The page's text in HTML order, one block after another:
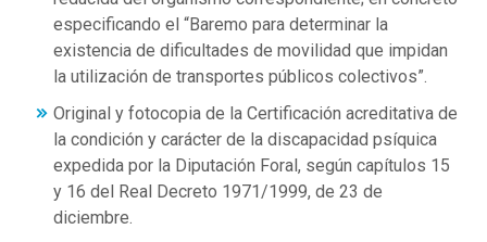
especificando el “Baremo para determinar la
existencia de dificultades de movilidad que impidan
la utilización de transportes públicos colectivos”.
Original y fotocopia de la Certificación acreditativa de
la condición y carácter de la discapacidad psíquica
expedida por la Diputación Foral, según capítulos 15
y 16 del Real Decreto 1971/1999, de 23 de
diciembre.